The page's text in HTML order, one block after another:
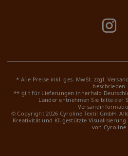
* Alle Preise inkl. ges. MwSt. zzgl.
beschrieben
** gilt für Lieferungen innerhalb
Länder entnehmen Sie bitte der
© Copyright 2026 Cyroline Textil GmbH.
Kreativität und KI-gestützte
von Cyroline